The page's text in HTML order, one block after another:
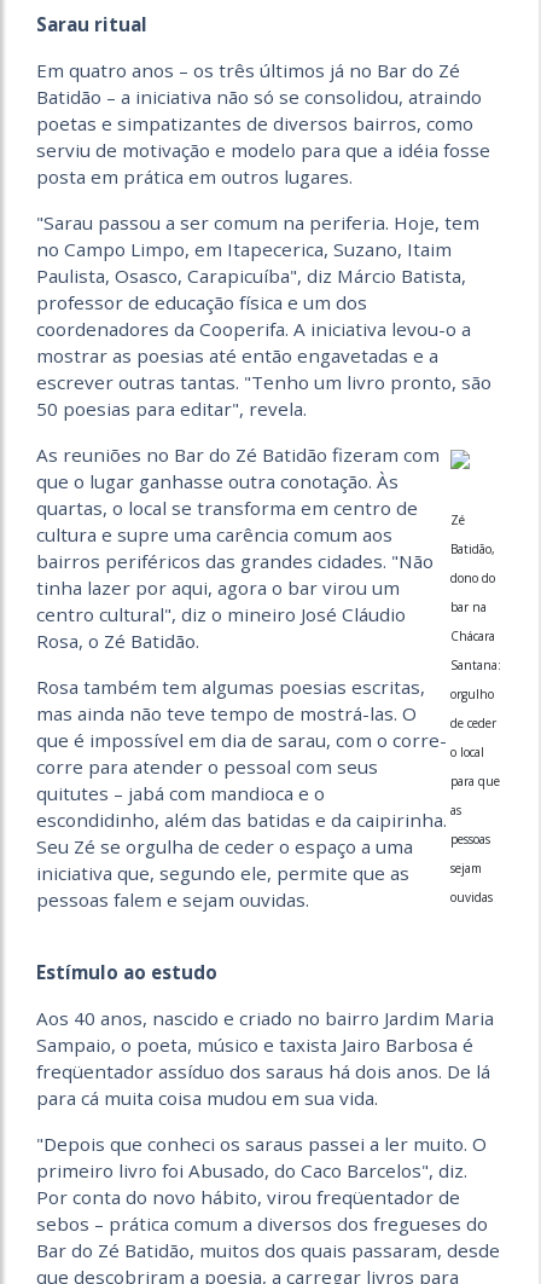
Sarau ritual
Em quatro anos – os três últimos já no Bar do Zé
Batidão – a iniciativa não só se consolidou, atraindo
poetas e simpatizantes de diversos bairros, como
serviu de motivação e modelo para que a idéia fosse
posta em prática em outros lugares.
"Sarau passou a ser comum na periferia. Hoje, tem
no Campo Limpo, em Itapecerica, Suzano, Itaim
Paulista, Osasco, Carapicuíba", diz Márcio Batista,
professor de educação física e um dos
coordenadores da Cooperifa. A iniciativa levou-o a
mostrar as poesias até então engavetadas e a
escrever outras tantas. "Tenho um livro pronto, são
50 poesias para editar", revela.
Zé
Batidão,
dono do
bar na
Chácara
Santana:
orgulho
de ceder
o local
para que
as
pessoas
sejam
ouvidas
As reuniões no Bar do Zé Batidão fizeram com
que o lugar ganhasse outra conotação. Às
quartas, o local se transforma em centro de
cultura e supre uma carência comum aos
bairros periféricos das grandes cidades. "Não
tinha lazer por aqui, agora o bar virou um
centro cultural", diz o mineiro José Cláudio
Rosa, o Zé Batidão.
Rosa também tem algumas poesias escritas,
mas ainda não teve tempo de mostrá-las. O
que é impossível em dia de sarau, com o corre-
corre para atender o pessoal com seus
quitutes – jabá com mandioca e o
escondidinho, além das batidas e da caipirinha.
Seu Zé se orgulha de ceder o espaço a uma
iniciativa que, segundo ele, permite que as
pessoas falem e sejam ouvidas.
Estímulo ao estudo
Aos 40 anos, nascido e criado no bairro Jardim Maria
Sampaio, o poeta, músico e taxista Jairo Barbosa é
freqüentador assíduo dos saraus há dois anos. De lá
para cá muita coisa mudou em sua vida.
"Depois que conheci os saraus passei a ler muito. O
primeiro livro foi Abusado, do Caco Barcelos", diz.
Por conta do novo hábito, virou freqüentador de
sebos – prática comum a diversos dos fregueses do
Bar do Zé Batidão, muitos dos quais passaram, desde
que descobriram a poesia, a carregar livros para